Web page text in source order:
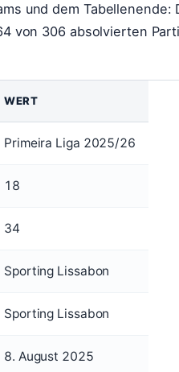
und dem Tabellenende:
von 306 absolvierten
WERT
Primeira Liga 2025/26
18
34
Sporting Lissabon
Sporting Lissabon
8. August 2025